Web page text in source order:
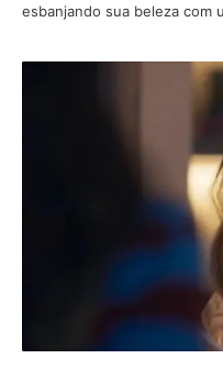
esbanjando sua beleza com